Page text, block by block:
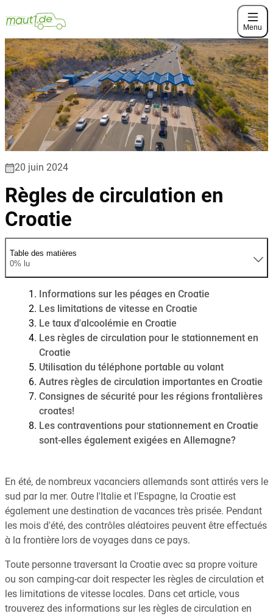
Menu
20 juin 2024
Règles de circulation en
Croatie
Table des matières
0% lu
Informations sur les péages en Croatie
Les limitations de vitesse en Croatie
Le taux d'alcoolémie en Croatie
Les règles de circulation pour le stationnement en
Croatie
Utilisation du téléphone portable au volant
Autres règles de circulation importantes en Croatie
Consignes de sécurité pour les régions frontalières
croates!
Les contraventions pour stationnement en Croatie
sont-elles également exigées en Allemagne?
En été, de nombreux vacanciers allemands sont attirés vers le
sud par la mer. Outre l'Italie et l'Espagne, la Croatie est
également une destination de vacances très prisée. Pendant
les mois d'été, des contrôles aléatoires peuvent être effectués
à la frontière lors de voyages dans ce pays.
Toute personne traversant la Croatie avec sa propre voiture
ou son camping-car doit respecter les règles de circulation et
les limitations de vitesse locales. Dans cet article, vous
trouverez des informations sur les règles de circulation en